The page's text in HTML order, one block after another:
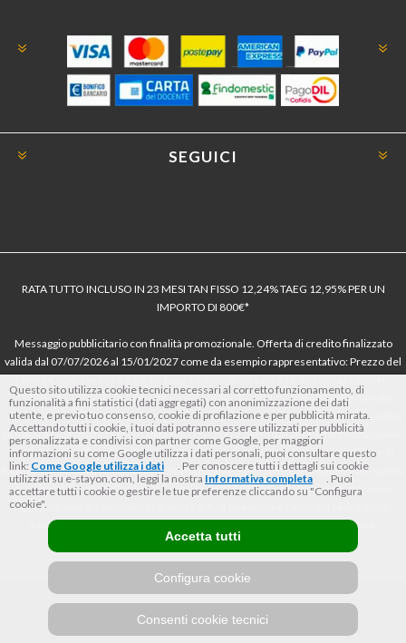
SEGUICI
RATA TUTTO INCLUSO IN 23 MESI TAN FISSO 12,24% TAEG 12,95% PER UN
IMPORTO DI 800€*
Messaggio pubblicitario con finalità promozionale. Offerta di credito finalizzato
valida dal 07/07/2026 al 15/01/2027 come da esempio rappresentativo: Prezzo del
dell’offerta azzerati. Importo totale del credito € 800. Importo totale dovuto dal
Consumatore € 920. Decorrenza media della prima rata a 90 giorni. Al fine di gestire
le tue spese in modo responsabile e di conoscere eventuali altre offerte disponibili,
Findomestic ti ricorda, prima di sottoscrivere il contratto, di prendere visione di
tutte le condizioni economiche e contrattuali, facendo riferimento alle Informazioni
Europee di Base sul Credito ai Consumatori (IEBCC) nel percorso online. Salvo
approvazione di Findomestic Banca S.p.A.. Il rivenditore (StayON) opera quale
intermediario del credito per Findomestic Banca S.p.A., non in esclusiva.
Questo sito utilizza cookie tecnici necessari al corretto funzionamento, di
funzionalità a fini statistici (dati aggregati) con anonimizzazione dei dati
utente, e previo tuo consenso, cookie di profilazione e per pubblicità mirata.
Accettando tutti i cookie, i tuoi dati potranno essere utilizzati per pubblicità
personalizzata e condivisi con partner come Google, per maggiori
informazioni su come Google utilizza i dati personali, puoi consultare questo
link: Come Google utilizza i dati
. Per conoscere tutti i dettagli sui cookie
utilizzati su e-stayon.com, leggi la nostra Informativa completa
. Puoi
accettare tutti i cookie o gestire le tue preferenze cliccando su "Configura
cookie".
Consenti cookie tecnici
Configura cookie
Accetta tutti